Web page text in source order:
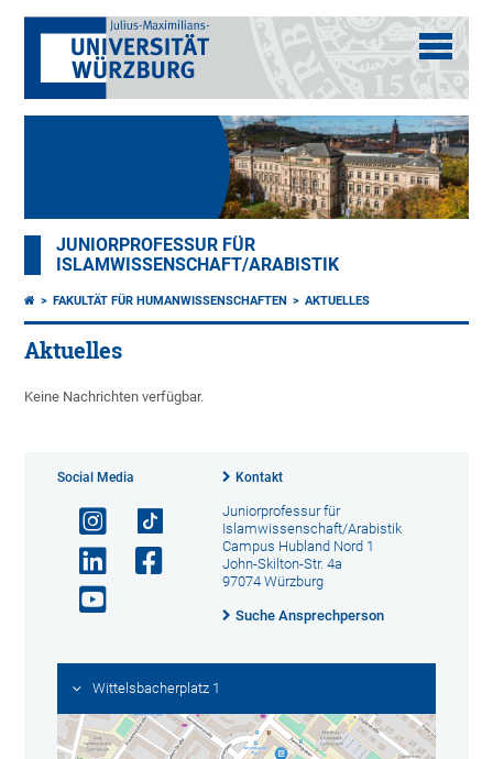
JUNIORPROFESSUR FÜR
ISLAMWISSENSCHAFT/ARABISTIK
FAKULTÄT FÜR HUMANWISSENSCHAFTEN AKTUELLES
Aktuelles
Keine Nachrichten verfügbar.
Social Media Kontakt
Juniorprofessur für
Islamwissenschaft/Arabistik
Campus Hubland Nord 1
John-Skilton-Str. 4a
97074 Würzburg
Suche Ansprechperson
Wittelsbacherplatz 1